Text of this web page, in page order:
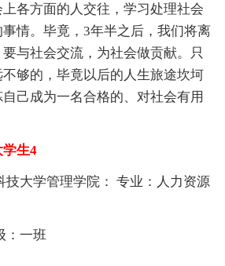
各方面的人交往，学习处理社会
事情。毕竟，3年半之后，我们将离
与社会交流，为社会做贡献。只
够的，毕竟以后的人生旅途坎坷
己成为一名合格的、对社会有用
生4
大学管理学院： 专业：人力资源
一班